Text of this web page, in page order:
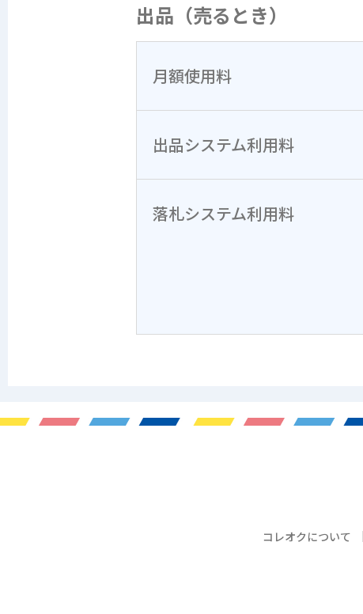
出品（売るとき）
月額使用料
出品システム利用料
落札システム利用料
コレオクについて